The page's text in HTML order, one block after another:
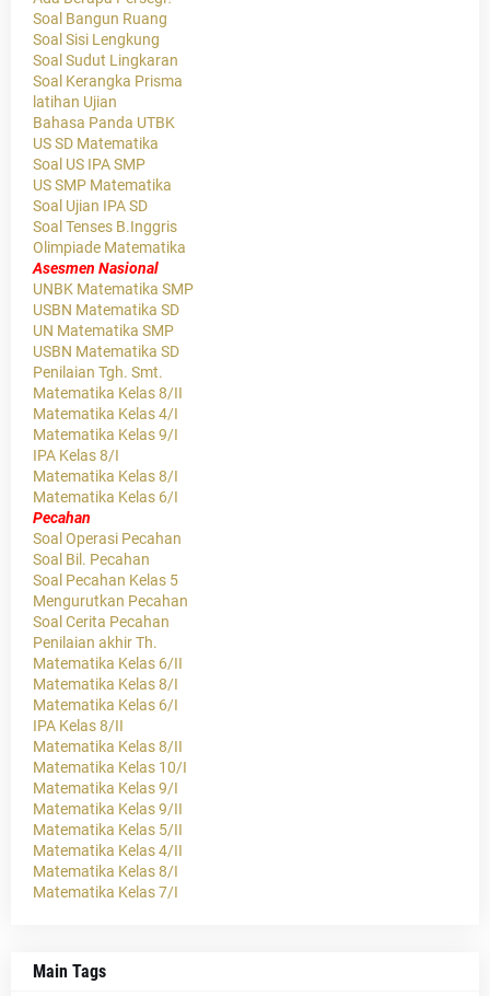
Soal Bangun Ruang
Soal Sisi Lengkung
Soal Sudut Lingkaran
Soal Kerangka Prisma
latihan Ujian
Bahasa Panda UTBK
US SD Matematika
Soal US IPA SMP
US SMP Matematika
Soal Ujian IPA SD
Soal Tenses B.Inggris
Olimpiade Matematika
Asesmen Nasional
UNBK Matematika SMP
USBN Matematika SD
UN Matematika SMP
USBN Matematika SD
Penilaian Tgh. Smt.
Matematika Kelas 8/II
Matematika Kelas 4/I
Matematika Kelas 9/I
IPA Kelas 8/I
Matematika Kelas 8/I
Matematika Kelas 6/I
Pecahan
Soal Operasi Pecahan
Soal Bil. Pecahan
Soal Pecahan Kelas 5
Mengurutkan Pecahan
Soal Cerita Pecahan
Penilaian akhir Th.
Matematika Kelas 6/II
Matematika Kelas 8/I
Matematika Kelas 6/I
IPA Kelas 8/II
Matematika Kelas 8/II
Matematika Kelas 10/I
Matematika Kelas 9/I
Matematika Kelas 9/II
Matematika Kelas 5/II
Matematika Kelas 4/II
Matematika Kelas 8/I
Matematika Kelas 7/I
Main Tags